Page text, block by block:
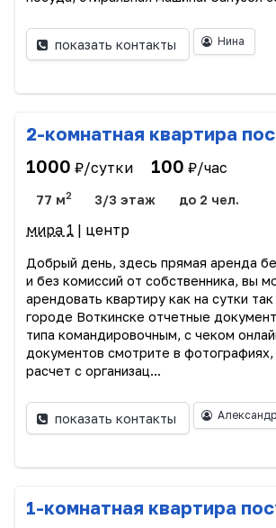
показать контакты Нина
2-комнатная квартира
1000 ₽/сутки 100 ₽/час
77 м2 3/3 этаж до 2 чел.
мира 1 | центр
Добрый день, здесь прямая аренда
и без комиссий от собственника, вы
арендовать квартиру как на сутки
городе Воткинске отчетные
типа командировочным, с чеком
документов смотрите в фотографиях,
расчет с организац...
показать контакты Александр
1-комнатная квартира